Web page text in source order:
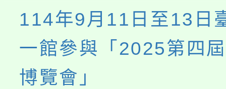
114年9月11日至13日
一館參與「2025第四
博覽會」